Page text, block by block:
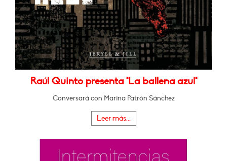
Raúl Quinto presenta "La ballena azul"
Conversará con Marina Patrón Sánchez
Leer más...